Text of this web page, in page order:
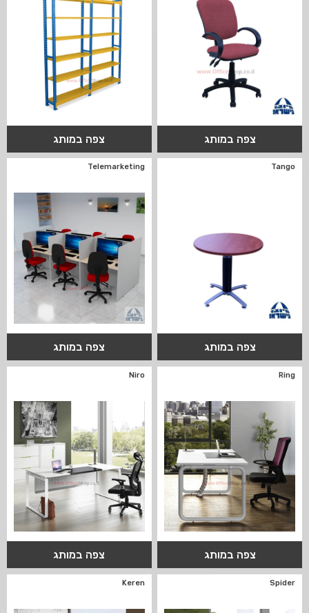
צפה במותג צפה במותג
Tango
צפה במותג
Telemarketing
צפה במותג
Ring
צפה במותג
Niro
צפה במותג
Spider
Keren